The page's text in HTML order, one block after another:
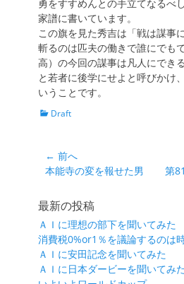
勇をすすめんとの手立てなるべ
家譜に書いています。
この旗を見た秀吉は「戦は謀事
斬るのは匹夫の働きで誰にでも
高）の今回の謀事は凡人にでき
と若者に後学にせよと呼びかけ
いうことです。
カ Draft
投
稿
ビ
ゲ
ー
シ
← 前へ
前
投
稿:
本能寺の変を報せた男
次第
最新の投稿
ＡＩに理想の部下を聞いてみた
消費税0%or1％を議論するのは
ＡＩに安田記念を聞いてみた
ＡＩに日本ダービーを聞いてみ